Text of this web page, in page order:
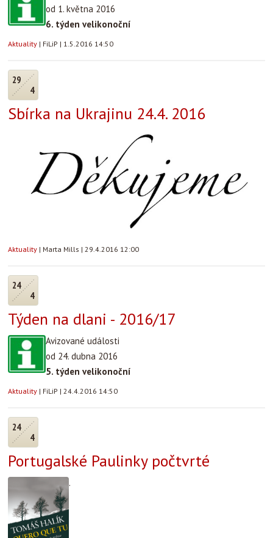
od 1. května 2016
6. týden velikonoční
Aktuality | FiLiP | 1.5.2016 14:50
29
4
Sbírka na Ukrajinu 24.4. 2016
Aktuality | Marta Mills | 29.4.2016 12:00
24
4
Týden na dlani - 2016/17
Avizované události
od 24. dubna 2016
5. týden velikonoční
Aktuality | FiLiP | 24.4.2016 14:50
24
4
Portugalské Paulinky počtvrté
.